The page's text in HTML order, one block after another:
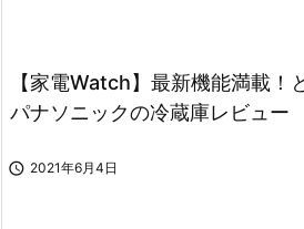
【家電Watch】最新機能満載！
パナソニックの冷蔵庫レビュー
 2021年6月4日